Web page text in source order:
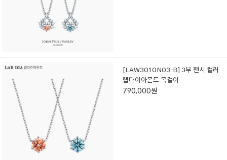
[LAW3010N03-B] 3부 팬시 컬러
랩다이아몬드 목걸이
790,000원